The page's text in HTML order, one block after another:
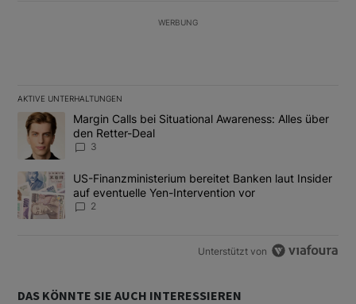
WERBUNG
AKTIVE UNTERHALTUNGEN
Das Folgende ist eine Liste der am meisten kommentierten
Ein Trendartikel mit dem Titel "Margin Calls bei Situational
Margin Calls bei Situational Awareness: Alles über
den Retter-Deal
3
Ein Trendartikel mit dem Titel "US-Finanzministerium bereitet
US-Finanzministerium bereitet Banken laut Insider
auf eventuelle Yen-Intervention vor
2
Unterstützt von
DAS KÖNNTE SIE AUCH INTERESSIEREN